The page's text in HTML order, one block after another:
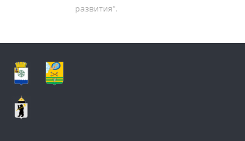
развития".